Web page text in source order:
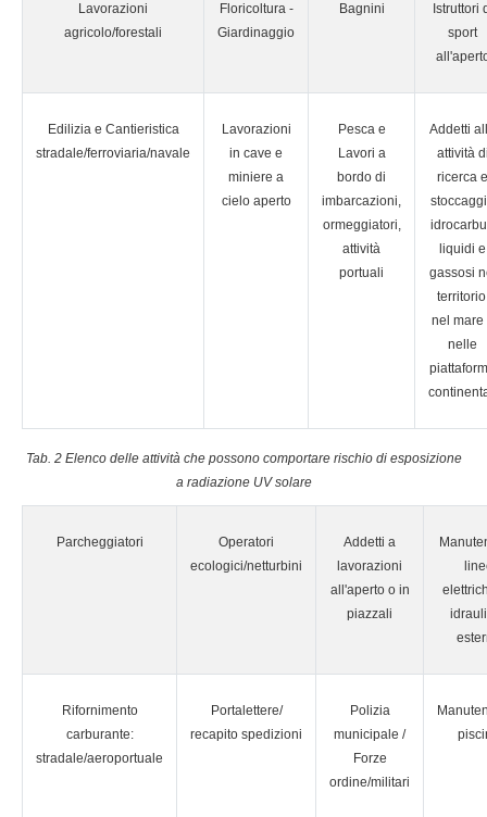
Lavorazioni
agricolo/forestali
Floricoltura -
Giardinaggio
Bagnini
Istruttori
sport
Edilizia e Cantieristica
stradale/ferroviaria/navale
Lavorazioni
in cave e
miniere a
cielo aperto
Pesca e
Lavori a
bordo di
imbarcazioni,
ormeggiatori,
attività
portuali
Addetti
attività
ricerca e
liquidi e
gassosi
nel mare
nelle
Tab. 2 Elenco delle attività che possono comportare rischio di esposizione
a radiazione UV solare
Parcheggiatori
Operatori
ecologici/netturbini
Addetti a
lavorazioni
all'aperto o in
piazzali
Rifornimento
carburante:
stradale/aeroportuale
Portalettere/
recapito spedizioni
Polizia
municipale /
Forze
ordine/militari